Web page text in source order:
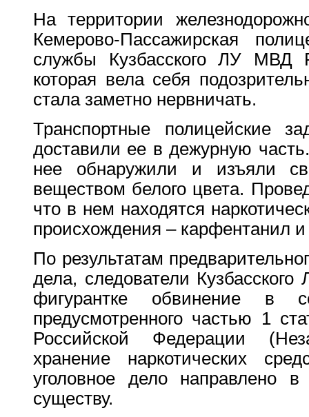
На территории
Кемерово-Пассажирская
службы Кузбасского ЛУ МВД
которая вела себя
стала заметно нервничать.
Транспортные полицейские
доставили ее в дежурную
нее обнаружили и изъяли
веществом белого цвета.
что в нем находятся
происхождения – карфентанил
По результатам
дела, следователи
фигурантке обвинение в
предусмотренного частью 1
Российской Федерации
хранение наркотических
уголовное дело направлено
существу.